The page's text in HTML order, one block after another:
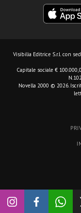
Visibilia Editrice S.r.l. con
Capitale sociale €
Novella 2000 © 2026.